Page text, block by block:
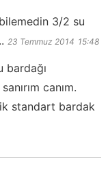
3/2 su
23 Temmuz 2014 15:48
bardağı
canım.
standart bardak